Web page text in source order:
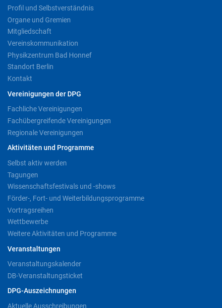
Profil und Selbstverständnis
Organe und Gremien
Mitgliedschaft
Vereinskommunikation
Physikzentrum Bad Honnef
Standort Berlin
Kontakt
Vereinigungen der DPG
Fachliche Vereinigungen
Fachübergreifende Vereinigungen
Regionale Vereinigungen
Aktivitäten und Programme
Selbst aktiv werden
Tagungen
Wissenschaftsfestivals und -shows
Förder-, Fort- und Weiterbildungsprogramme
Vortragsreihen
Wettbewerbe
Weitere Aktivitäten und Programme
Veranstaltungen
Veranstaltungskalender
DB-Veranstaltungsticket
DPG-Auszeichnungen
Aktuelle Ausschreibungen